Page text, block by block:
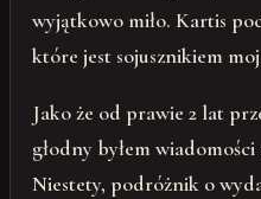
wyjątkowo miło. Kartis
które jest sojusznikiem
Jako że od prawie 2 lat
głodny byłem
Niestety, podróżnik o